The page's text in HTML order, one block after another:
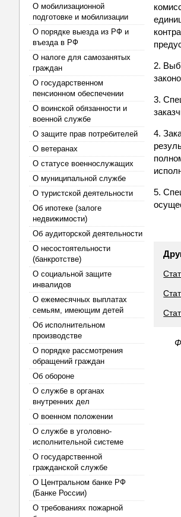
О мобилизационной
подготовке и мобилизации
О порядке выезда из РФ и
въезда в РФ
О налоге для самозанятых
граждан
О государственном
пенсионном обеспечении
О воинской обязанности и
военной службе
О защите прав потребителей
О ветеранах
О статусе военнослужащих
О муниципальной службе
О туристской деятельности
Об ипотеке (залоге
недвижимости)
Об аудиторской деятельности
О несостоятельности
(банкротстве)
О социальной защите
инвалидов
О ежемесячных выплатах
семьям, имеющим детей
Об исполнительном
производстве
О порядке рассмотрения
обращений граждан
Об обороне
О службе в органах
внутренних дел
О военном положении
О службе в уголовно-
исполнительной системе
О государственной
гражданской службе
О Центральном банке РФ
(Банке России)
О требованиях пожарной
2.
3.
4.
5.